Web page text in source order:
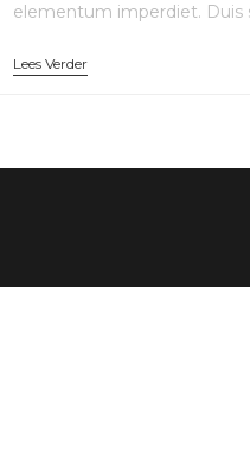
elementum imperdiet. Duis
Lees Verder